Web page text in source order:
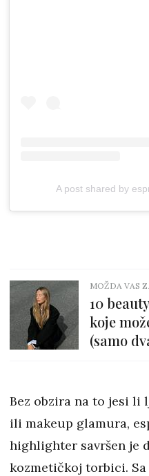
A post shared by
MOŽDA VAS
10
koje
(samo
Bez obzira na to jesi
ili makeup glamura,
highlighter savršen je
kozmetičkoj torbici.